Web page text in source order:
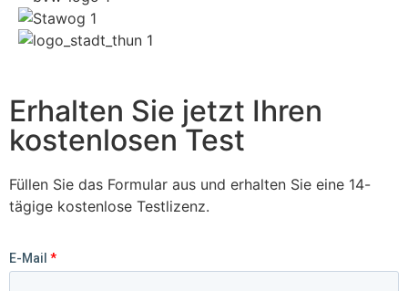
Erhalten Sie jetzt Ihren
kostenlosen Test
Füllen Sie das Formular aus und erhalten Sie eine 14-
tägige kostenlose Testlizenz.